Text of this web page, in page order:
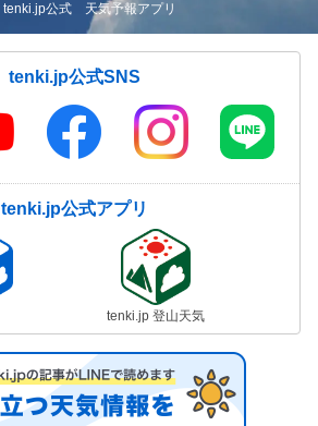
tenki.jp公式 天気予報アプリ
tenki.jp公式SNS
tenki.jp公式アプリ
tenki.jp 登山天気